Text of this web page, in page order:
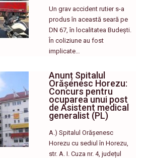
Un grav accident rutier s-a
produs în această seară pe
DN 67, în localitatea Budești.
În coliziune au fost
implicate…
Anunț Spitalul
Orășenesc Horezu:
Concurs pentru
ocuparea unui post
de Asistent medical
generalist (PL)
A.) Spitalul Orășenesc
Horezu cu sediul în Horezu,
str. A. I. Cuza nr. 4, județul